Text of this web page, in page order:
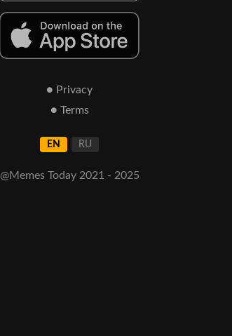
● Privacy
● Terms
EN RU
@Memes Today 2021 - 2025